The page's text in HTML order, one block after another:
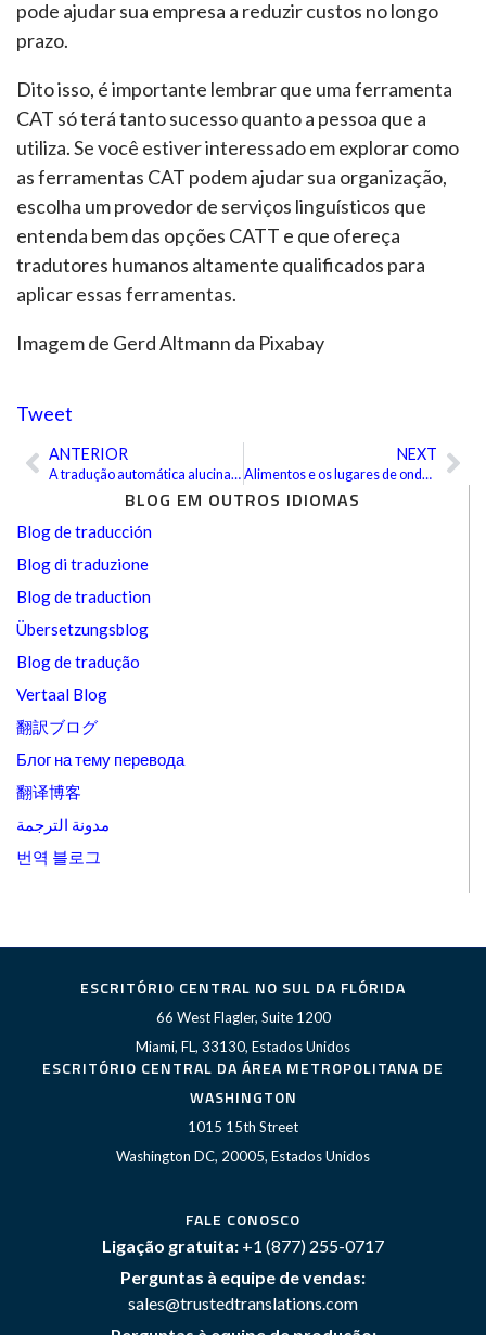
BLOG EM OUTROS IDIOMAS
Blog de traducción
Blog di traduzione
Blog de traduction
Übersetzungsblog
Blog de tradução
Vertaal Blog
翻訳ブログ
Блог на тему перевода
翻译博客
مدونة الترجمة
번역 블로그
pode ajudar sua empresa a reduzir custos no longo
prazo.
Dito isso, é importante lembrar que uma ferramenta
CAT só terá tanto sucesso quanto a pessoa que a
utiliza. Se você estiver interessado em explorar como
as ferramentas CAT podem ajudar sua organização,
escolha um provedor de serviços linguísticos que
entenda bem das opções CATT e que ofereça
tradutores humanos altamente qualificados para
aplicar essas ferramentas.
Imagem de Gerd Altmann da Pixabay
Tweet
Anterior
ANTERIOR
A tradução automática alucina com carneirinhos elétricos?
NEXT
Alimentos e os lugares de onde receberam seus nomes
ESCRITÓRIO CENTRAL NO SUL DA FLÓRIDA
66 West Flagler, Suite 1200
Miami, FL, 33130, Estados Unidos
ESCRITÓRIO CENTRAL DA ÁREA METROPOLITANA DE
WASHINGTON
1015 15th Street
Washington DC, 20005, Estados Unidos
FALE CONOSCO
Ligação gratuita: +1 (877) 255-0717
Perguntas à equipe de vendas:
sales@trustedtranslations.com